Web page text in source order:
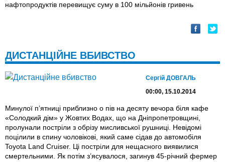
нафтопродуктів перевищує суму в 100 мільйонів гривень
ДИСТАНЦІЙНЕ ВБИВСТВО
Сергій ДОВГАЛЬ
00:00, 15.10.2014
Минулої п’ятниці приблизно о пів на десяту вечора біля кафе
«Солодкий дім» у Жовтих Водах, що на Дніпропетровщині,
пролунали постріли з обрізу мисливської рушниці. Невідомі
поцілили в спину чоловікові, який саме сідав до автомобіля
Toyota Land Cruiser. Ці постріли для нещасного виявилися
смертельними. Як потім з’ясувалося, загинув 45-річний фермер